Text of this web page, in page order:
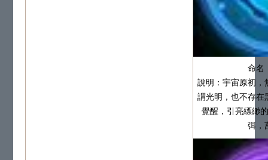
命名
說明：宇宙原初，
謂光明，也不存在
覺醒，引亮縹緲
弭，